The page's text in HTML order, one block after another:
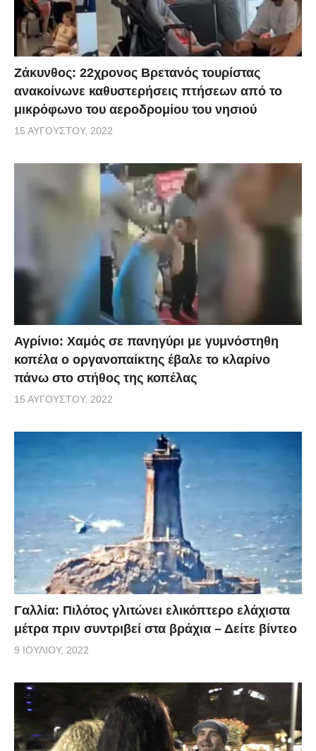
Ζάκυνθος: 22χρονος Βρετανός τουρίστας
ανακοίνωνε καθυστερήσεις πτήσεων από το
μικρόφωνο του αεροδρομίου του νησιού
15 ΑΥΓΟΎΣΤΟΥ, 2022
Αγρίνιο: Χαμός σε πανηγύρι με γυμνόστηθη
κοπέλα ο οργανοπαίκτης έβαλε το κλαρίνο
πάνω στο στήθος της κοπέλας
15 ΑΥΓΟΎΣΤΟΥ, 2022
Γαλλία: Πιλότος γλιτώνει ελικόπτερο ελάχιστα
μέτρα πριν συντριβεί στα βράχια – Δείτε βίντεο
9 ΙΟΥΛΊΟΥ, 2022